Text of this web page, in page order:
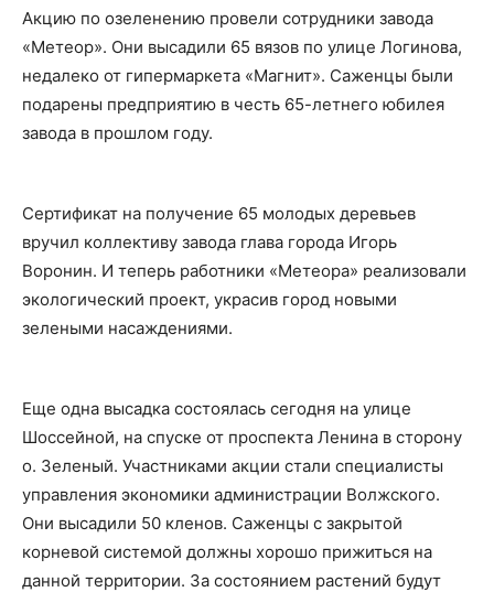
Акцию по озеленению провели сотрудники завода
«Метеор». Они высадили 65 вязов по улице Логинова,
недалеко от гипермаркета «Магнит». Саженцы были
подарены предприятию в честь 65-летнего юбилея
завода в прошлом году.
Сертификат на получение 65 молодых деревьев
вручил коллективу завода глава города Игорь
Воронин. И теперь работники «Метеора» реализовали
экологический проект, украсив город новыми
зелеными насаждениями.
Еще одна высадка состоялась сегодня на улице
Шоссейной, на спуске от проспекта Ленина в сторону
о. Зеленый. Участниками акции стали специалисты
управления экономики администрации Волжского.
Они высадили 50 кленов. Саженцы с закрытой
корневой системой должны хорошо прижиться на
данной территории. За состоянием растений будут